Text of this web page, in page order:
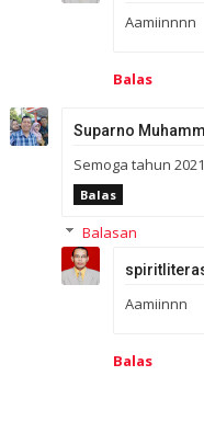
Aamiinnnn
Balas
Suparno
Semoga tahun
Balas
Balasan
Aamiinnn
Balas